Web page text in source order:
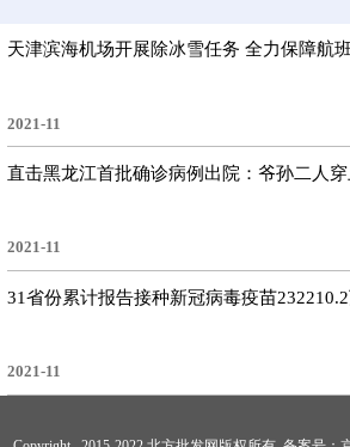
天津滨海机场开展除冰雪任务 全力保障航
2021-11
直击黑龙江首批确诊病例出院：爷孙二人
2021-11
31省份累计报告接种新冠病毒疫苗
2021-11